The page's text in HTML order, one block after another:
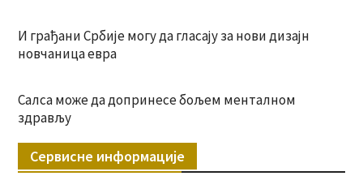
И грађани Србије могу да гласају за нови дизајн
новчаница евра
Салса може да допринесе бољем менталном
здрављу
Сервисне информације